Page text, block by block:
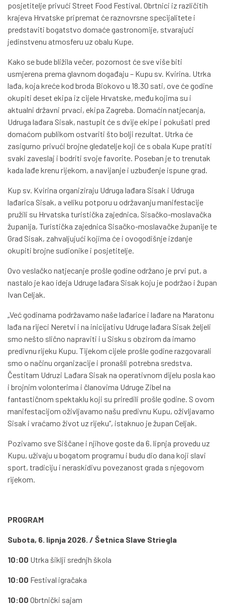
posjetitelje privući Street Food Festival. Obrtnici iz različitih
krajeva Hrvatske pripremat će raznovrsne specijalitete i
predstaviti bogatstvo domaće gastronomije, stvarajući
jedinstvenu atmosferu uz obalu Kupe.
Kako se bude bližila večer, pozornost će sve više biti
usmjerena prema glavnom događaju – Kupu sv. Kvirina. Utrka
lađa, koja kreće kod broda Biokovo u 18.30 sati, ove će godine
okupiti deset ekipa iz cijele Hrvatske, među kojima su i
aktualni državni prvaci, ekipa Zagreba. Domaćin natjecanja,
Udruga lađara Sisak, nastupit će s dvije ekipe i pokušati pred
domaćom publikom ostvariti što bolji rezultat. Utrka će
zasigurno privući brojne gledatelje koji će s obala Kupe pratiti
svaki zaveslaj i bodriti svoje favorite. Poseban je to trenutak
kada lađe krenu rijekom, a navijanje i uzbuđenje ispune grad.
Kup sv. Kvirina organiziraju Udruga lađara Sisak i Udruga
lađarica Sisak, a veliku potporu u održavanju manifestacije
pružili su Hrvatska turistička zajednica, Sisačko-moslavačka
županija, Turistička zajednica Sisačko-moslavačke županije te
Grad Sisak, zahvaljujući kojima će i ovogodišnje izdanje
okupiti brojne sudionike i posjetitelje.
Ovo veslačko natjecanje prošle godine održano je prvi put, a
nastalo je kao ideja Udruge lađara Sisak koju je podržao i župan
Ivan Celjak.
„Već godinama podržavamo naše lađarice i lađare na Maratonu
lađa na rijeci Neretvi i na inicijativu Udruge lađara Sisak željeli
smo nešto slično napraviti i u Sisku s obzirom da imamo
predivnu rijeku Kupu. Tijekom cijele prošle godine razgovarali
smo o načinu organizacije i pronašli potrebna sredstva.
Čestitam Udruzi Lađara Sisak na operativnom dijelu posla kao
i brojnim volonterima i članovima Udruge Zibel na
fantastičnom spektaklu koji su priredili prošle godine. S ovom
manifestacijom oživljavamo našu predivnu Kupu, oživljavamo
Sisak i vraćamo život uz rijeku“, istaknuo je župan Celjak.
Pozivamo sve Siščane i njihove goste da 6. lipnja provedu uz
Kupu, uživaju u bogatom programu i budu dio dana koji slavi
sport, tradiciju i neraskidivu povezanost grada s njegovom
rijekom.
PROGRAM
Subota, 6. lipnja 2026. / Šetnica Slave Striegla
10:00 Utrka šiklji srednjh škola
10:00 Festival igračaka
10:00 Obrtnički sajam